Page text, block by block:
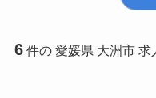
6件の 愛媛県 大洲市 求